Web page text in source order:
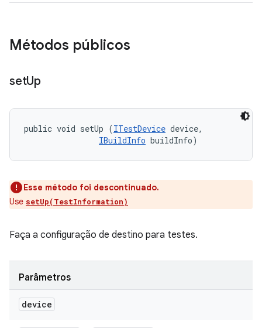
Métodos públicos
setUp
public void setUp (ITestDevice device,
IBuildInfo buildInfo)
Esse método foi descontinuado.
Use setUp(TestInformation)
Faça a configuração de destino para testes.
Parâmetros
device